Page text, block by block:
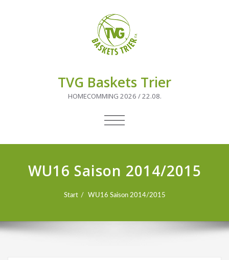
TVG Baskets Trier
HOMECOMMING 2026 / 22.08.
NAVIGATION
WU16 Saison 2014/2015
Start WU16 Saison 2014/2015